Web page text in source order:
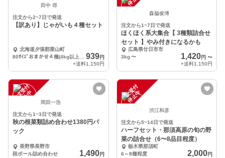
田中 尋
注文から2~7日で発送
【訳あり】じゃがいも４種セット
北海道夕張郡栗山町
939円
+送料1,150円
森脇俊博
注文から1~7日で発送
ほくほく系大集合【 3種類詰合せ
セット 】やみ付きになるかも
広島県廿日市市
3kg 〜 1,420円 〜
+送料1,150円
注
文
受
付
停
止
中 岡田一浩
注文から1~3日で発送
秋の根菜類詰め合わせ1380円パ
ック
長野県長野市
段ボール詰め合わせ
1,490円
注
文
受
付
停
止
中
渋江和彦
注文から5~14日で発送
ハーフセット・那須高原の旬の野
菜の詰合せ（6〜8品目程度）
栃木県那須町
6～8種程度
2,000円